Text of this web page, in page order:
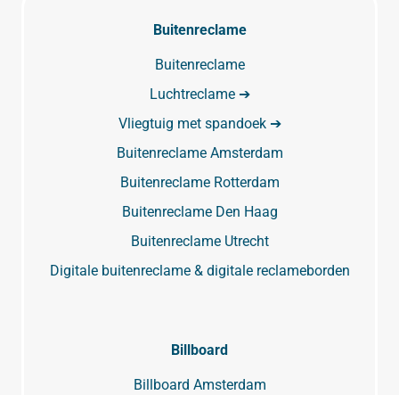
Buitenreclame
Buitenreclame
Luchtreclame ➔
Vliegtuig met spandoek ➔
Buitenreclame Amsterdam
Buitenreclame Rotterdam
Buitenreclame Den Haag
Buitenreclame Utrecht
Digitale buitenreclame & digitale reclameborden
Billboard
Billboard Amsterdam